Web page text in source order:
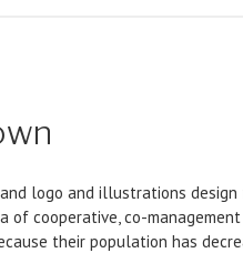
logo and illustrations design
of cooperative, co-
their population has